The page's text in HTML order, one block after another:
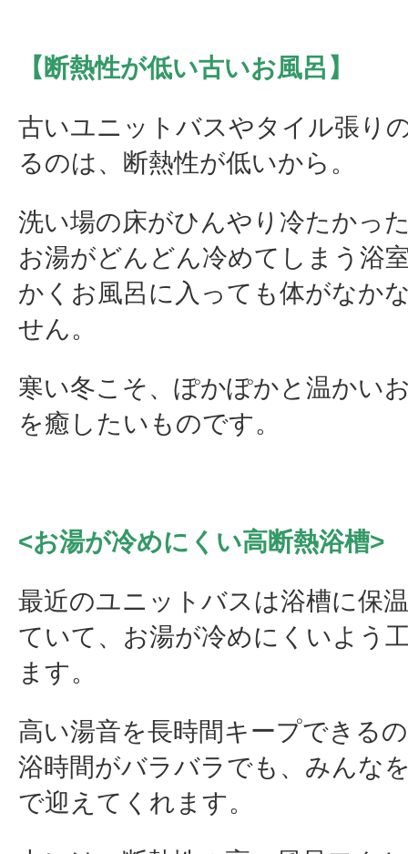
【断熱性が低い古いお風呂】
古いユニットバスやタイル張り
るのは、断熱性が低いから。
洗い場の床がひんやり冷たかっ
お湯がどんどん冷めてしまう浴
かくお風呂に入っても体がなか
せん。
寒い冬こそ、ぽかぽかと温かい
を癒したいものです。
<お湯が冷めにくい高断熱浴槽>
最近のユニットバスは浴槽に保
ていて、お湯が冷めにくいよう
ます。
高い湯音を長時間キープできる
浴時間がバラバラでも、みんな
で迎えてくれます。